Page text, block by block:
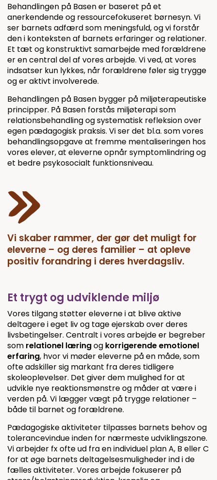
Behandlingen på Basen er baseret på et
anerkendende og ressourcefokuseret børnesyn. Vi
ser barnets adfærd som meningsfuld, og vi forstår
den i konteksten af barnets erfaringer og relationer.
Et tæt og konstruktivt samarbejde med forældrene
er en central del af vores arbejde. Vi ved, at vores
indsatser kun lykkes, når forældrene føler sig trygge
og er aktivt involverede.
Behandlingen på Basen bygger på miljøterapeutiske
principper. På Basen forstås miljøterapi som
relationsbehandling og systematisk refleksion over
egen pædagogisk praksis. Vi ser det bl.a. som vores
behandlingsopgave at fremme mentaliseringen hos
vores elever, at eleverne opnår symptomlindring og
et bedre psykosocialt funktionsniveau.
Vi skaber rammer, der gør det muligt for
eleverne – og deres familier – at opleve
positiv forandring i deres hverdagsliv.
Et trygt og udviklende miljø
Vores tilgang støtter eleverne i at blive aktive
deltagere i eget liv og tage ejerskab over deres
livsbetingelser. Centralt i vores arbejde er begreber
som relationel læringog korrigerende emotionel
erfaring, hvor vi møder eleverne på en måde, som
ofte adskiller sig markant fra deres tidligere
skoleoplevelser. Det giver dem mulighed for at
udvikle nye reaktionsmønstre og måder at være i
verden på. Vi lægger vægt på trygge relationer –
både til barnet og forældrene.
Pædagogiske aktiviteter tilpasses barnets behov og
tolerancevindue inden for nærmeste udviklingszone.
Vi arbejder fx ofte ud fra en individuel plan A, B eller C
for at øge barnets deltagelsesmuligheder ind i de
fælles aktiviteter. Vores arbejde fokuserer på